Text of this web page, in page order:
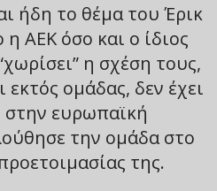
ήδη το θέμα του Έρικ
ΑΕΚ όσο και ο ίδιος
η σχέση τους,
εκτός ομάδας, δεν έχει
στην ευρωπαϊκή
την ομάδα στο
της.